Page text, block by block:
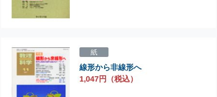
紙
線形から非線形へ
1,047円（税込）